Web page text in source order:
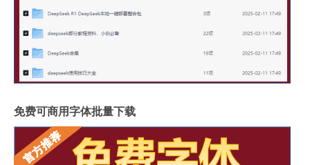
免费可商用字体批量下载